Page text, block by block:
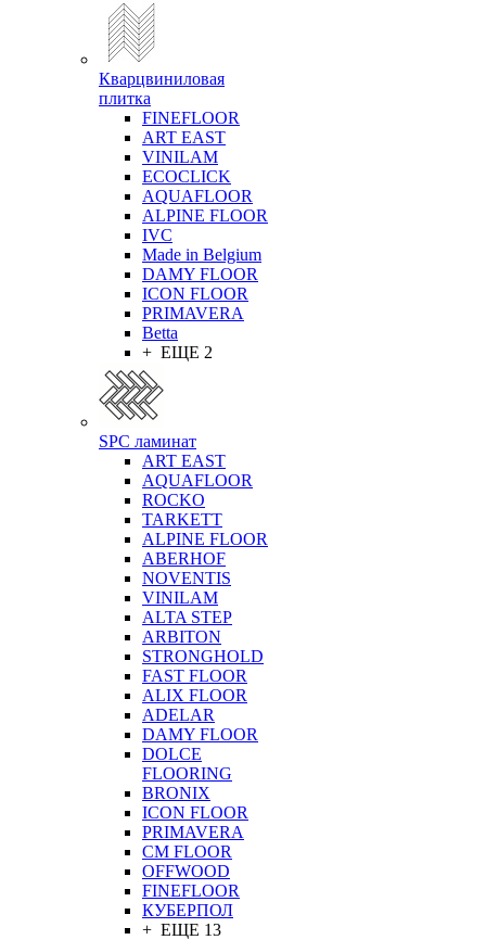
Кварцвиниловая
плитка
FINEFLOOR
ART EAST
VINILAM
ECOCLICK
AQUAFLOOR
ALPINE FLOOR
IVC
Made in Belgium
DAMY FLOOR
ICON FLOOR
PRIMAVERA
Betta
+ ЕЩЕ 2
SPC ламинат
ART EAST
AQUAFLOOR
ROCKO
TARKETT
ALPINE FLOOR
ABERHOF
NOVENTIS
VINILAM
ALTA STEP
ARBITON
STRONGHOLD
FAST FLOOR
ALIX FLOOR
ADELAR
DAMY FLOOR
DOLCE
FLOORING
BRONIX
ICON FLOOR
PRIMAVERA
CM FLOOR
OFFWOOD
FINEFLOOR
КУБЕРПОЛ
+ ЕЩЕ 13